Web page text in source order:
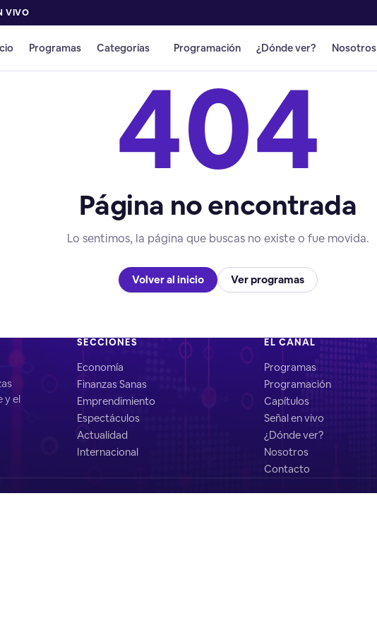
VIVO
Programas Categorías Programación ¿Dónde ver? Nosotros
404
Página no encontrada
Lo sentimos, la página que buscas no existe o fue movida.
Volver al inicio Ver programas
y el
SECCIONES
Economía
Finanzas Sanas
Emprendimiento
Espectáculos
Actualidad
Internacional
EL CANAL
Programas
Programación
Capítulos
Señal en vivo
¿Dónde ver?
Nosotros
Contacto